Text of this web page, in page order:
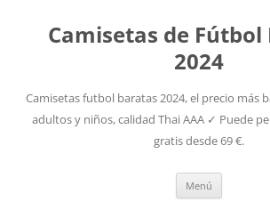
Camisetas de
2024
Camisetas futbol baratas 2024, el precio más
adultos y niños, calidad Thai AAA ✓ Puede
gratis desde 69 €.
Menú